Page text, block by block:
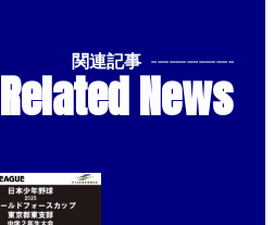
関連記事 --------------
Related News